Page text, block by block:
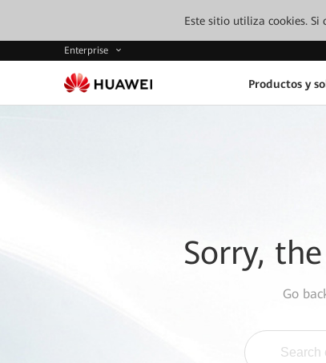
Este sitio utiliza cookies. Si
Enterprise
Productos y
Sorry,
Go